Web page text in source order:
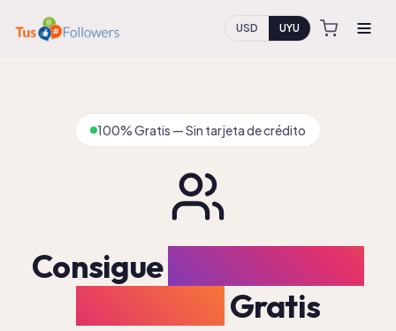
USD UYU
100% Gratis — Sin tarjeta de crédito
Consigue
Gratis